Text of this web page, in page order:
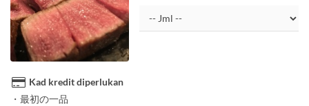
Kad kredit diperlukan
・最初の一品